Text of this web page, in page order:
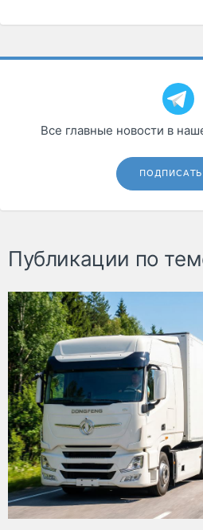
Все главные новости в
Публикации по